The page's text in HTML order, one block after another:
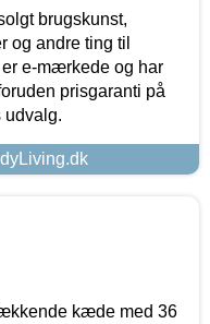
brugskunst,
og andre ting til
e-mærkede og har
prisgaranti på
udvalg.
kæde med 36